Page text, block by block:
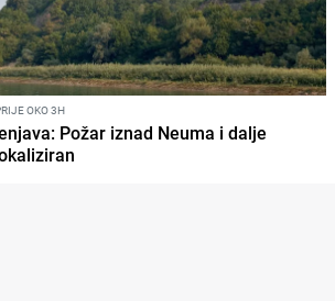
OKO 3H
Požar iznad Neuma i dalje